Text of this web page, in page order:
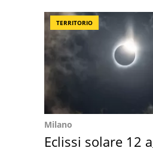
TERRITORIO
Milano
Eclissi solare 12